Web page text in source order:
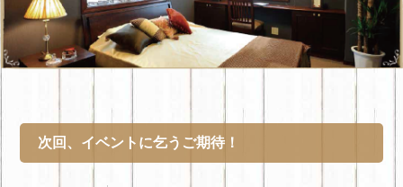
次回、イベントに乞うご期待！